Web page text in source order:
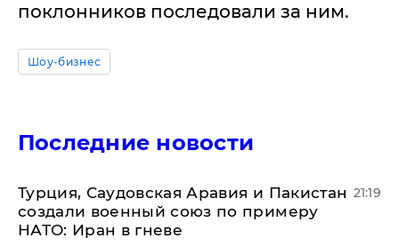
поклонников последовали за ним.
Шоу-бизнес
Последние новости
Турция, Саудовская Аравия и Пакистан
создали военный союз по примеру
НАТО: Иран в гневе
21:19